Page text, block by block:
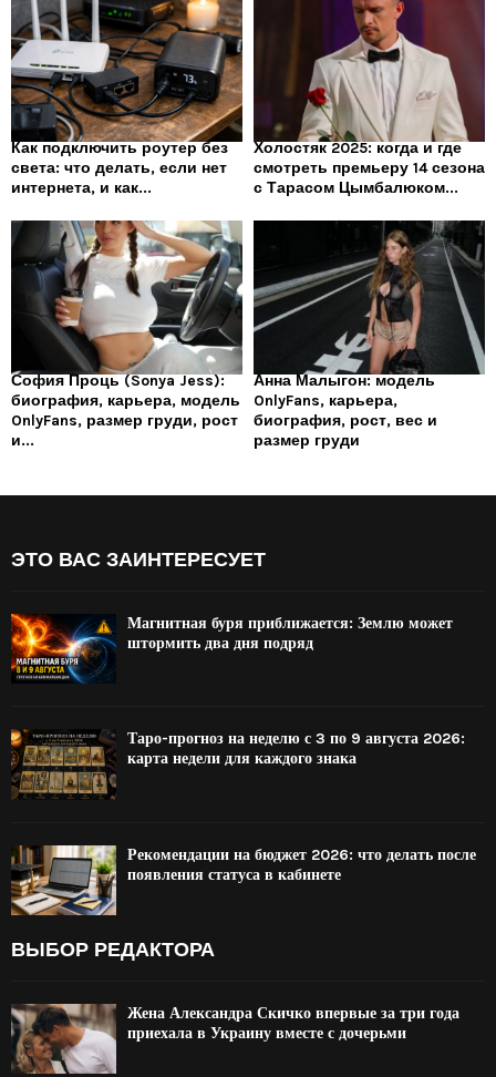
Как подключить роутер без
света: что делать, если нет
интернета, и как...
Холостяк 2025: когда и где
смотреть премьеру 14 сезона
с Тарасом Цымбалюком...
София Проць (Sonya Jess):
биография, карьера, модель
OnlyFans, размер груди, рост
и...
Анна Малыгон: модель
OnlyFans, карьера,
биография, рост, вес и
размер груди
ЭТО ВАС ЗАИНТЕРЕСУЕТ
Магнитная буря приближается: Землю может
штормить два дня подряд
Таро-прогноз на неделю с 3 по 9 августа 2026:
карта недели для каждого знака
Рекомендации на бюджет 2026: что делать после
появления статуса в кабинете
ВЫБОР РЕДАКТОРА
Жена Александра Скичко впервые за три года
приехала в Украину вместе с дочерьми